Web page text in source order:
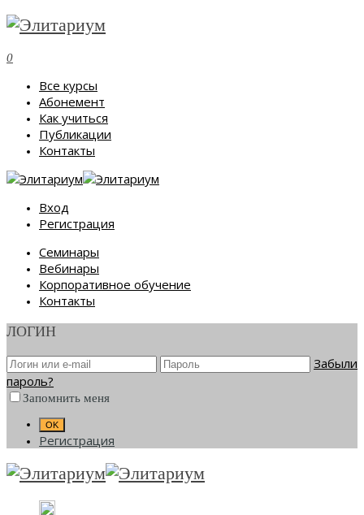
0
Все курсы
Абонемент
Как учиться
Публикации
Контакты
Вход
Регистрация
Семинары
Вебинары
Корпоративное обучение
Контакты
ЛОГИН
Забыли
пароль?
Запомнить меня
Регистрация